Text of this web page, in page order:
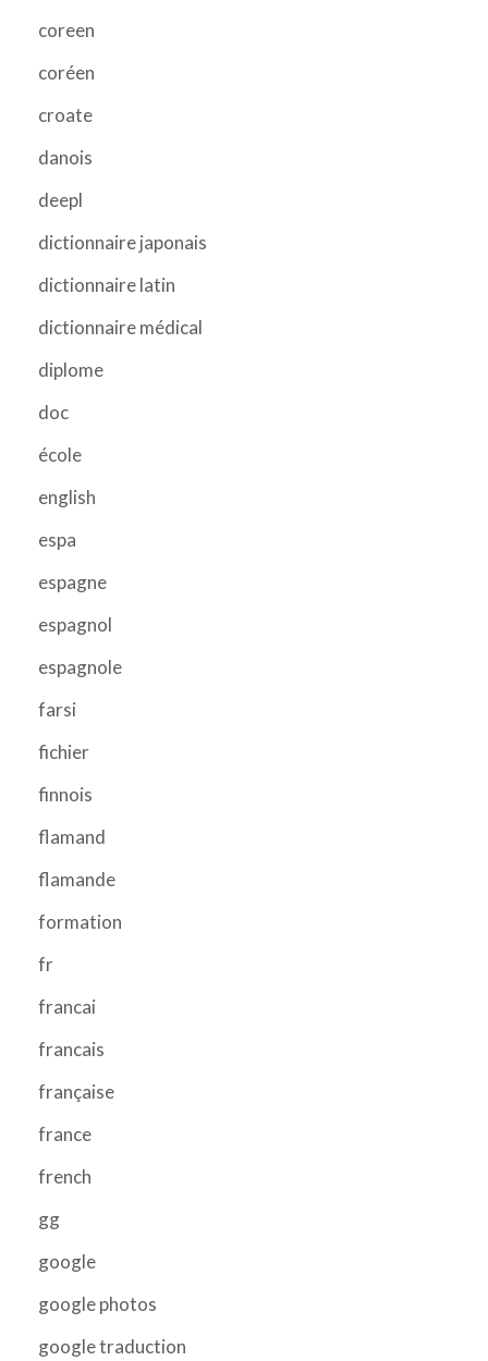
coreen
coréen
croate
danois
deepl
dictionnaire japonais
dictionnaire latin
dictionnaire médical
diplome
doc
école
english
espa
espagne
espagnol
espagnole
farsi
fichier
finnois
flamand
flamande
formation
fr
francai
francais
française
france
french
gg
google
google photos
google traduction